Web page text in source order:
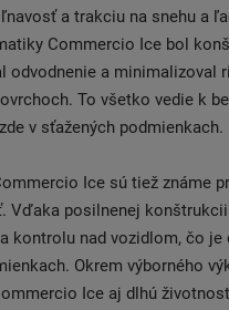
a trakciu na snehu a
Commercio Ice bol
odvodnenie a minimalizoval
To všetko vedie k
v sťažených podmienkach.
Ice sú tiež známe
Vďaka posilnenej
kontrolu nad vozidlom, čo je
Okrem výborného
Ice aj dlhú